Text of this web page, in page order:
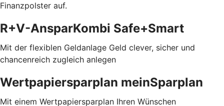
Finanzpolster auf.
R+V-AnsparKombi Safe+Smart
Mit der flexiblen Geldanlage Geld clever, sicher und
chancenreich zugleich anlegen
Wertpapiersparplan meinSparplan
Mit einem Wertpapiersparplan Ihren Wünschen